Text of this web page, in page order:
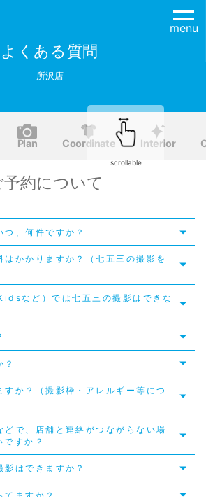
menu
よくある質問
所沢店
Plan Coordinate Interior
scrollable
予約について
、何件ですか？
かかりますか？（七五三の撮影を
など）では七五三の撮影はできな
か？（撮影枠・アレルギー等につ
で、店舗と連絡がつながらない場
すか？
はできますか？